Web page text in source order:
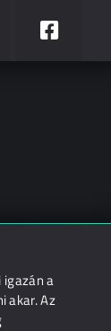
a
akar. Az